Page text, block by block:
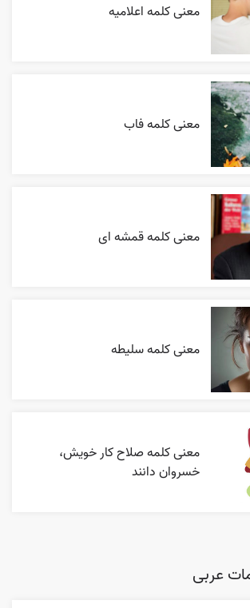
معنی کلمه اعلاميه
معنی کلمه فاب
معنی کلمه قمشه ای
معنی کلمه سلیطه
معنی کلمه صلاح کار خویش،
خسروان دانند
عربی